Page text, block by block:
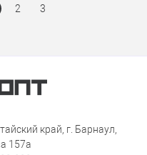
2 3
край, г. Барнаул,
157а